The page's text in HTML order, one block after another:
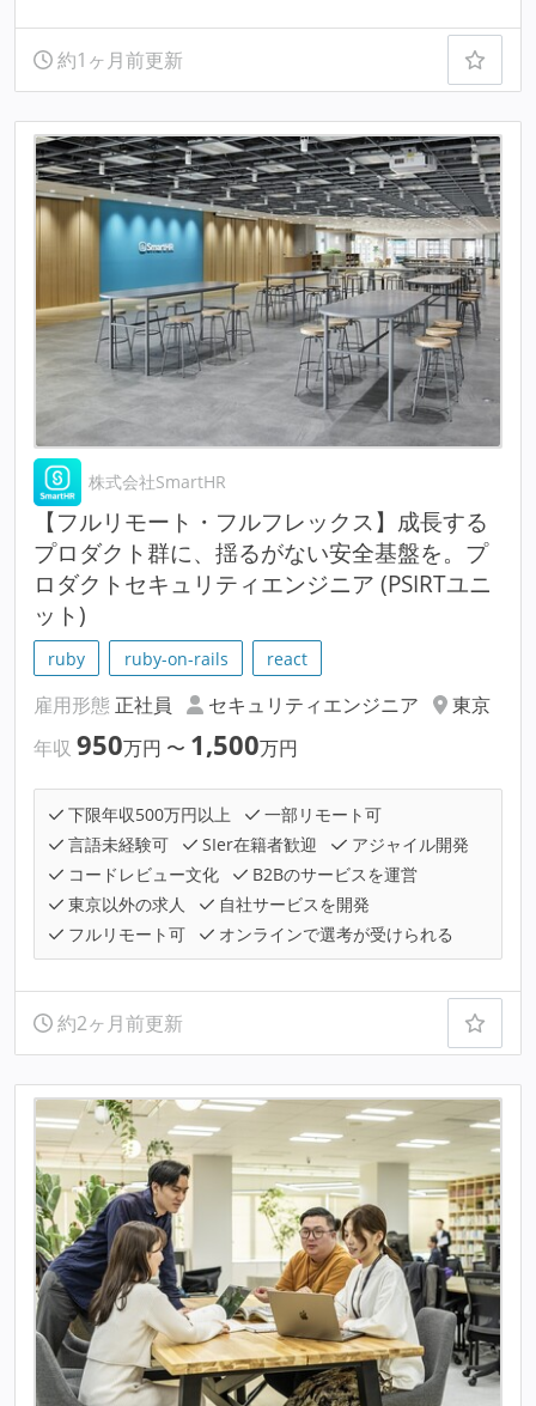
約1ヶ月前更新
株式会社SmartHR
【フルリモート・フルフレックス】成長する
プロダクト群に、揺るがない安全基盤を。プ
ロダクトセキュリティエンジニア (PSIRTユニ
ット)
ruby ruby-on-rails react
雇用形態 正社員 セキュリティエンジニア
東京
年収 950万円 〜 1,500万円
下限年収500万円以上
一部リモート可
言語未経験可
SIer在籍者歓迎
アジャイル開発
コードレビュー文化
B2Bのサービスを運営
東京以外の求人
自社サービスを開発
フルリモート可
オンラインで選考が受けられる
約2ヶ月前更新